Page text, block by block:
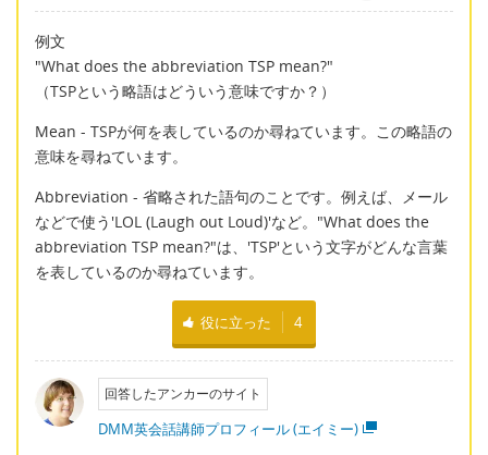
例文
"What does the abbreviation TSP mean?"
（TSPという略語はどういう意味ですか？）
Mean - TSPが何を表しているのか尋ねています。この略語の
意味を尋ねています。
Abbreviation - 省略された語句のことです。例えば、メール
などで使う'LOL (Laugh out Loud)'など。"What does the
abbreviation TSP mean?"は、'TSP'という文字がどんな言葉
を表しているのか尋ねています。
役に立った 4
回答したアンカーのサイト
DMM英会話講師プロフィール (エイミー)